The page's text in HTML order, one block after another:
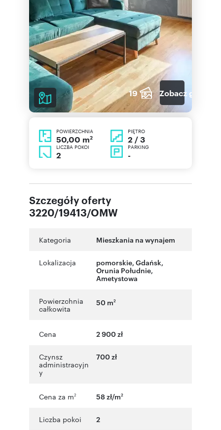
19 Zobacz galerię
POWIERZCHNIA
50,00 m2
PIĘTRO
2 / 3
LICZBA POKOI
2
PARKING
-
Szczegóły oferty
3220/19413/OMW
Kategoria Mieszkania na wynajem
Lokalizacja pomorskie, Gdańsk,
Orunia Południe,
Ametystowa
Powierzchnia
całkowita
50 m2
Cena 2 900 zł
Czynsz
administracyjn
y
700 zł
Cena za m2 58 zł/m2
Liczba pokoi 2